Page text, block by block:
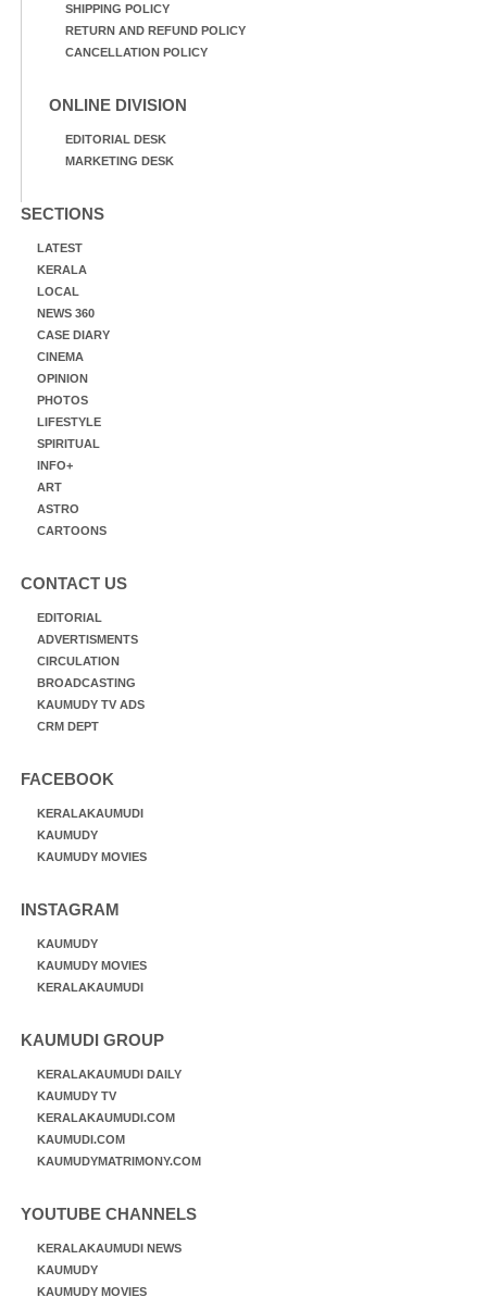
SHIPPING POLICY
RETURN AND REFUND POLICY
CANCELLATION POLICY
ONLINE DIVISION
EDITORIAL DESK
MARKETING DESK
SECTIONS
LATEST
KERALA
LOCAL
NEWS 360
CASE DIARY
CINEMA
OPINION
PHOTOS
LIFESTYLE
SPIRITUAL
INFO+
ART
ASTRO
CARTOONS
CONTACT US
EDITORIAL
ADVERTISMENTS
CIRCULATION
BROADCASTING
KAUMUDY TV ADS
CRM DEPT
FACEBOOK
KERALAKAUMUDI
KAUMUDY
KAUMUDY MOVIES
INSTAGRAM
KAUMUDY
KAUMUDY MOVIES
KERALAKAUMUDI
KAUMUDI GROUP
KERALAKAUMUDI DAILY
KAUMUDY TV
KERALAKAUMUDI.COM
KAUMUDI.COM
KAUMUDYMATRIMONY.COM
YOUTUBE CHANNELS
KERALAKAUMUDI NEWS
KAUMUDY
KAUMUDY MOVIES